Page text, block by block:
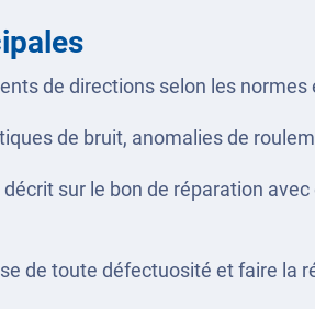
de directions selon les normes
de bruit, anomalies de
sur le bon de réparation
de toute défectuosité et faire la